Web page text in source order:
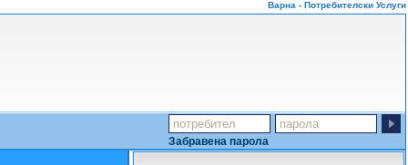
Варна - Потребителски Услуги
Забравена парола